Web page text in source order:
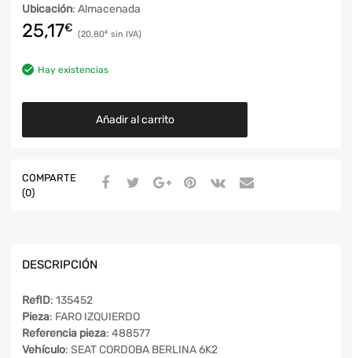
Ubicación: Almacenada
25,17€ 20,80€
Hay existencias
Añadir al carrito
COMPARTE
(0)
DESCRIPCIÓN
RefID: 135452
Pieza: FARO IZQUIERDO
Referencia pieza: 488577
Vehículo: SEAT CORDOBA BERLINA 6K2